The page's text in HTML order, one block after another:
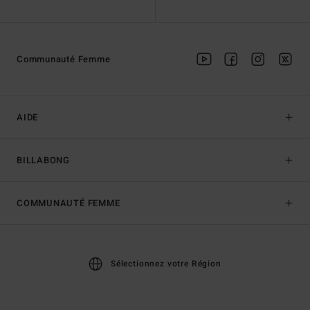
AIDE
BILLABONG
Communauté Femme
COMMUNAUTÉ FEMME
Sélectionnez votre Région